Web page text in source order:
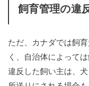
飼育管理の違
ただ、カナダでは飼
く、自治体によって
違反した飼い主は、